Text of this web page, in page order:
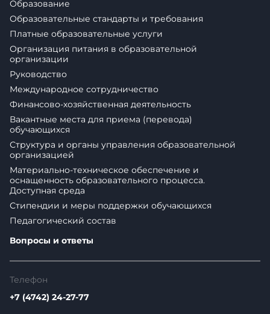
Образование
Образовательные стандарты и требования
Платные образовательные услуги
Организация питания в образовательной
организации
Руководство
Международное сотрудничество
Финансово-хозяйственная деятельность
Вакантные места для приема (перевода)
обучающихся
Структура и органы управления образовательной
организацией
Материально-техническое обеспечение и
оснащенность образовательного процесса.
Доступная среда
Стипендии и меры поддержки обучающихся
Педагогический состав
Вопросы и ответы
Телефон
+7 (4742) 24-27-77